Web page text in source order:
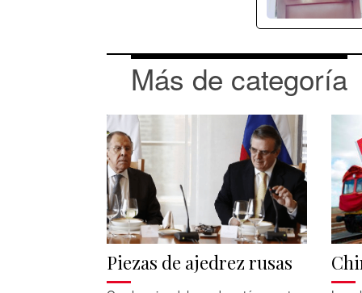
Más de categoría
Piezas de ajedrez rusas